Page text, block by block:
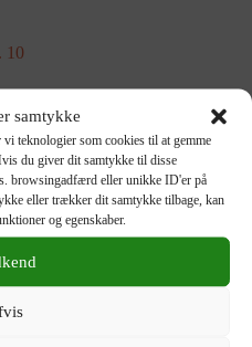
samtykke
teknologier som cookies til at gemme
du giver dit samtykke til disse
browsingadfærd eller unikke ID'er på
eller trækker dit samtykke tilbage, kan
og egenskaber.
10
fra Brax